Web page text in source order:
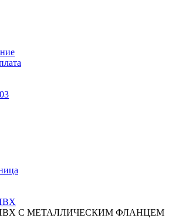
С МЕТАЛЛИЧЕСКИМ ФЛАНЦЕМ